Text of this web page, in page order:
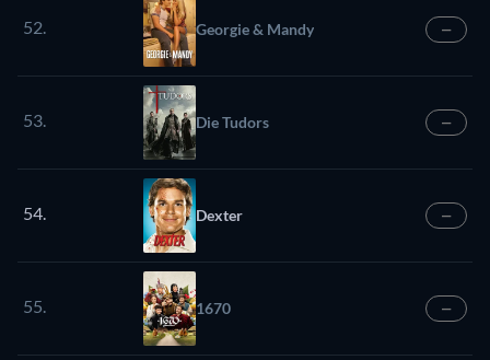
52. Georgie & Mandy —
53. Die Tudors —
54. Dexter —
55. 1670 —